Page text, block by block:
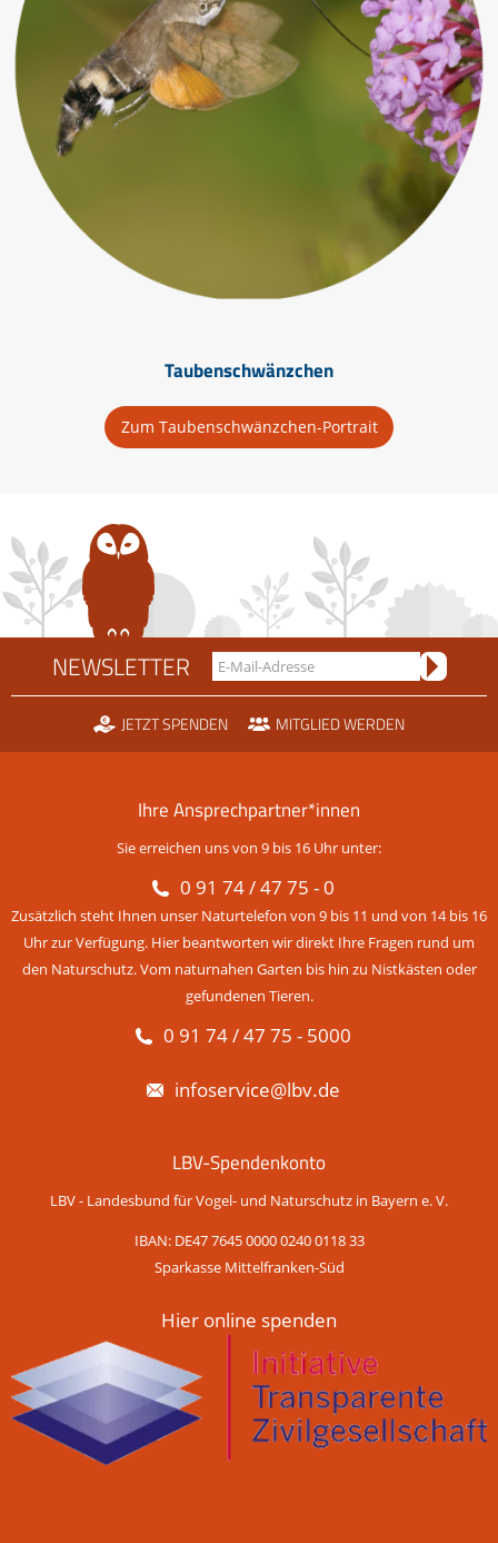
Taubenschwänzchen
Zum Taubenschwänzchen-Portrait
NEWSLETTER
JETZT SPENDEN MITGLIED WERDEN
Ihre Ansprechpartner*innen
Sie erreichen uns von 9 bis 16 Uhr unter:
0 91 74 / 47 75 - 0
Zusätzlich steht Ihnen unser Naturtelefon von 9 bis 11 und von 14 bis 16
Uhr zur Verfügung. Hier beantworten wir direkt Ihre Fragen rund um
den Naturschutz. Vom naturnahen Garten bis hin zu Nistkästen oder
gefundenen Tieren.
0 91 74 / 47 75 - 5000
infoservice@lbv.de
LBV-Spendenkonto
LBV - Landesbund für Vogel- und Naturschutz in Bayern e. V.
IBAN: DE47 7645 0000 0240 0118 33
Sparkasse Mittelfranken-Süd
Hier online spenden